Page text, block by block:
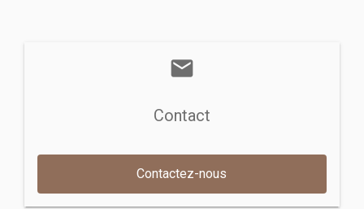
mail
Contact
Contactez-nous